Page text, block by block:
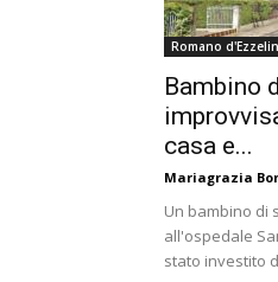
Romano
Bambino
casa e...
Mariagrazia
Un bambino di
all'ospedale
stato investito